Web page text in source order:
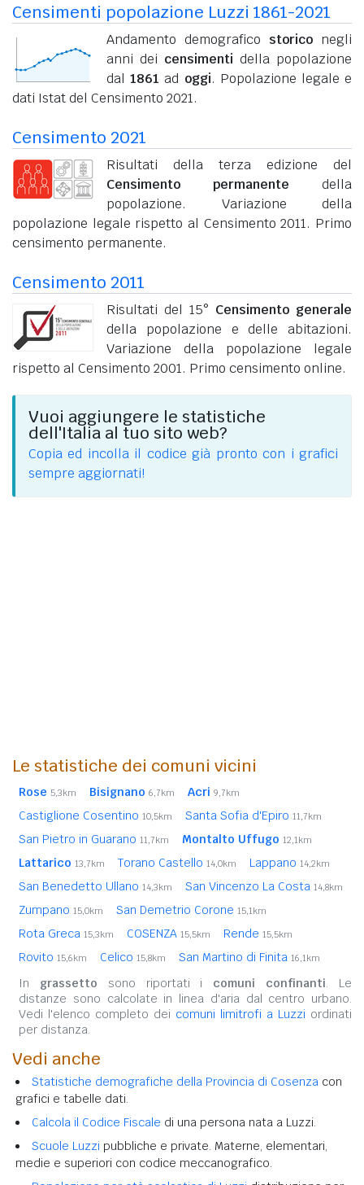
Censimenti popolazione Luzzi 1861-2021
Andamento demografico storico negli
anni dei censimenti della popolazione
dal1861 ad oggi. Popolazione legale e
dati Istat del Censimento 2021.
Censimento 2021
Risultati della terza edizione del
Censimento permanente della
popolazione. Variazione della
popolazione legale rispetto al Censimento 2011. Primo
censimento permanente.
Censimento 2011
Risultati del 15° Censimento generale
della popolazione e delle abitazioni.
Variazione della popolazione legale
rispetto al Censimento 2001. Primo censimento online.
Vuoi aggiungere le statistiche
dell'Italia al tuo sito web?
Copia ed incolla il codice già pronto con i grafici
sempre aggiornati!
Le statistiche dei comuni vicini
Rose 5,3km Bisignano 6,7km Acri 9,7km
Castiglione Cosentino 10,5km Santa Sofia d'Epiro 11,7km
San Pietro in Guarano 11,7km Montalto Uffugo 12,1km
Lattarico 13,7km Torano Castello 14,0km Lappano 14,2km
San Benedetto Ullano 14,3km San Vincenzo La Costa 14,8km
Zumpano 15,0km San Demetrio Corone 15,1km
Rota Greca 15,3km COSENZA 15,5km Rende 15,5km
Rovito 15,6km Celico 15,8km San Martino di Finita 16,1km
In grassetto sono riportati i comuni confinanti. Le
distanze sono calcolate in linea d'aria dal centro urbano.
Vedi l'elenco completo dei comuni limitrofi a Luzzi ordinati
per distanza.
Vedi anche
Statistiche demografiche della Provincia di Cosenza con
grafici e tabelle dati.
Calcola il Codice Fiscale di una persona nata a Luzzi.
Scuole Luzzi pubbliche e private. Materne, elementari,
medie e superiori con codice meccanografico.